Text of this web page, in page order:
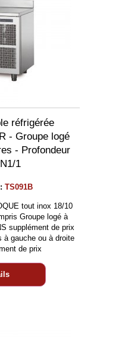
réfrigérée
- Groupe logé
- Profondeur
1
TS091B
tout inox 18/10
Groupe logé à
supplément de prix
à gauche ou à droite
de prix